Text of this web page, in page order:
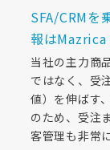
SFA/CRMを
報はMazrica
当社の主力商
ではなく、受
値）を伸ばす
のため、受注
客管理も非常